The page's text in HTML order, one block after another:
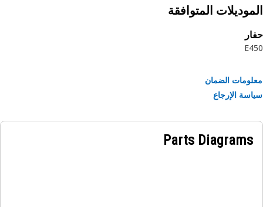
المتوافقة
الضمان
الإرجاع
Parts Diagrams